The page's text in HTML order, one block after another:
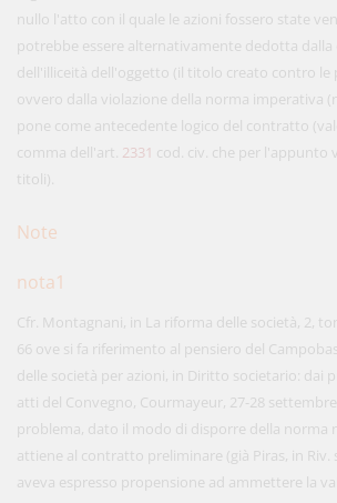
nullo l'atto con il quale le azioni fossero state
potrebbe essere alternativamente dedotta dalla
dell'illiceità dell'oggetto (il titolo creato contro le
ovvero dalla violazione della norma imperativa
pone come antecedente logico del contratto
comma dell'art. 2331 cod. civ. che per l'appunto
titoli).
Note
nota1
Cfr. Montagnani, in La riforma delle società, 2,
66 ove si fa riferimento al pensiero del
delle società per azioni, in Diritto societario: dai
atti del Convegno, Courmayeur, 27-28
problema, dato il modo di disporre della norma
attiene al contratto preliminare (già Piras, in Riv.
aveva espresso propensione ad ammettere la